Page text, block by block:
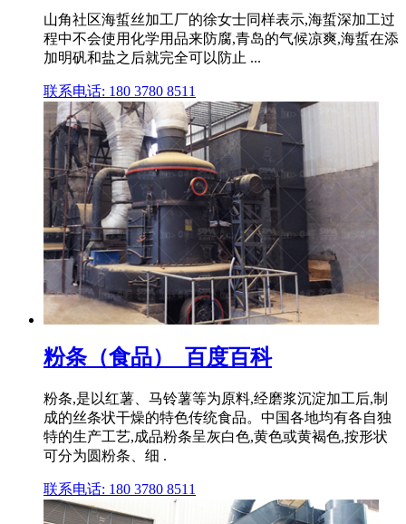
山角社区海蜇丝加工厂的徐女士同样表示,海蜇深加工过
程中不会使用化学用品来防腐,青岛的气候凉爽,海蜇在添
加明矾和盐之后就完全可以防止 ...
联系电话: 180 3780 8511
粉条（食品）_百度百科
粉条,是以红薯、马铃薯等为原料,经磨浆沉淀加工后,制
成的丝条状干燥的特色传统食品。中国各地均有各自独
特的生产工艺,成品粉条呈灰白色,黄色或黄褐色,按形状
可分为圆粉条、细 .
联系电话: 180 3780 8511